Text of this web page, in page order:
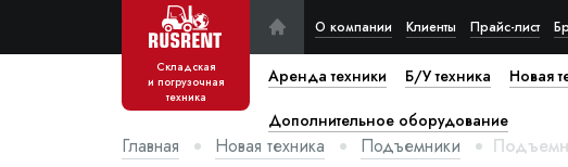
Складская
и погрузочная
техника
О компании Клиенты Прайс-лист
Аренда техники Б/У техника Новая
Дополнительное оборудование
Главная Новая техника Подъемники